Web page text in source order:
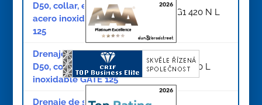
D50, collar, estructura de
acero inoxidable, rejilla GATE
125
G1 420 N L
Drenaje de suelo, inferior
D50, collar, rejilla de acero
inoxidable GATE 125
G1 420 L
Drenaje de suelo, inferior